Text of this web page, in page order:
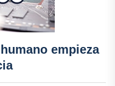
empieza